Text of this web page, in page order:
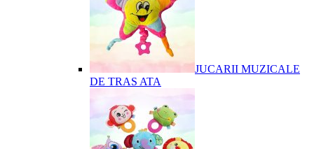
JUCARII MUZICALE
DE TRAS ATA